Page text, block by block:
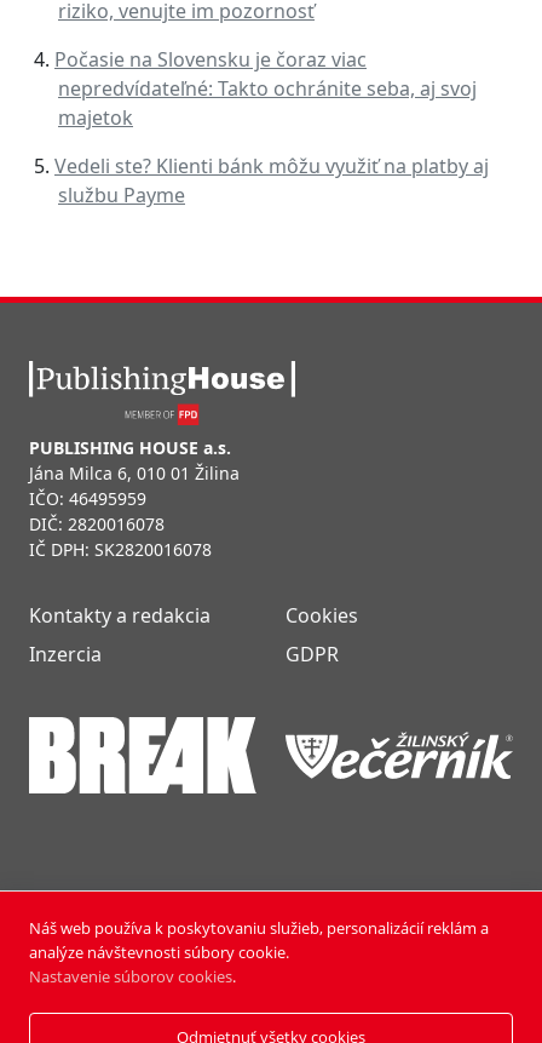
riziko, venujte im pozornosť
Počasie na Slovensku je čoraz viac
nepredvídateľné: Takto ochránite seba, aj svoj
majetok
Vedeli ste? Klienti bánk môžu využiť na platby aj
službu Payme
PUBLISHING HOUSE a.s.
Jána Milca 6, 010 01 Žilina
IČO: 46495959
DIČ: 2820016078
IČ DPH: SK2820016078
Kontakty a redakcia
Inzercia
Cookies
GDPR
NOVÝ ČAS NEDEĽA © 2024 | PUBLISHING HOUSE, a.s.,
Všetky práva vyhradené.
Vyrobili:Pixmark
Náš web používa k poskytovaniu služieb, personalizácií reklám a
analýze návštevnosti súbory cookie.
Nastavenie súborov cookies.
Odmietnuť všetky cookies